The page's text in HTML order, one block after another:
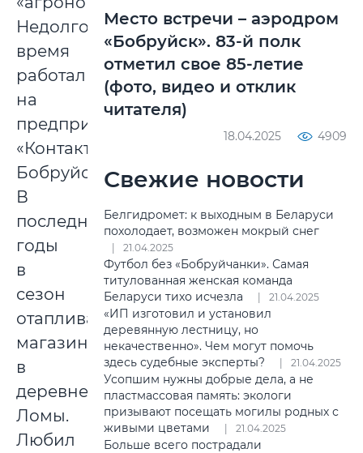
Недолгое
время
работал
на
предприятии
«Контакт-
Бобруйск».
В
последние
годы
в
сезон
отапливал
магазин
в
деревне
Ломы.
Любил
Место встречи – аэродром
«Бобруйск». 83-й полк
отметил свое 85-летие
(фото, видео и отклик
читателя)
18.04.2025 4909
Свежие новости
Белгидромет: к выходным в Беларуси
похолодает, возможен мокрый снег
21.04.2025
Футбол без «Бобруйчанки». Самая
титулованная женская команда
Беларуси тихо исчезла
21.04.2025
«ИП изготовил и установил
деревянную лестницу, но
некачественно». Чем могут помочь
здесь судебные эксперты?
21.04.2025
Усопшим нужны добрые дела, а не
пластмассовая память: экологи
призывают посещать могилы родных с
живыми цветами
21.04.2025
Больше всего пострадали